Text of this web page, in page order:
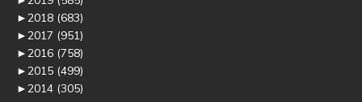
►2018 (683)
►2017 (951)
►2016 (758)
►2015 (499)
►2014 (305)